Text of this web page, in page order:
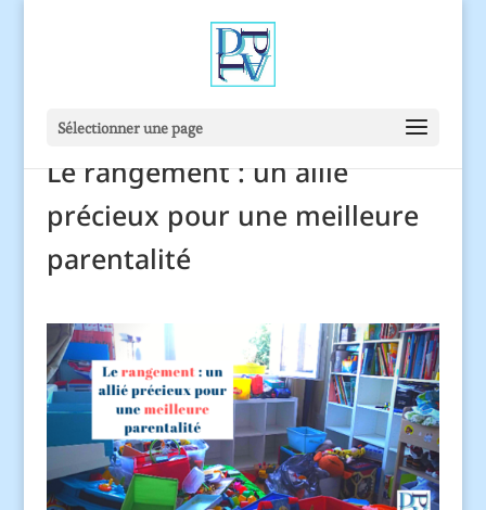
Sélectionner une page
Le rangement : un allié
précieux pour une meilleure
parentalité